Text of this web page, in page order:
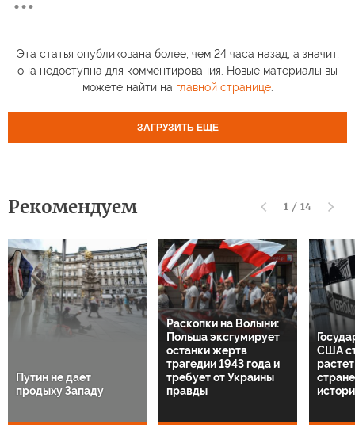
Эта статья опубликована более, чем 24 часа назад, а значит,
она недоступна для комментирования. Новые материалы вы
можете найти на главной странице.
ЗАГРУЗИТЬ ЕЩЕ
Рекомендуем 1 / 14
Путин не дает
продыху Западу
Раскопки на Волыни:
Польша эксгумирует
останки жертв
трагедии 1943 года и
требует от Украины
правды
США